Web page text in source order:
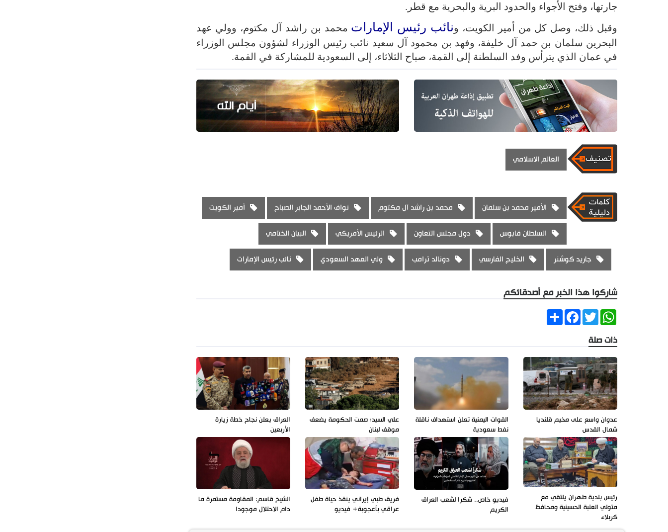
جارتها، وفتح الأجواء والحدود البرية والبحرية مع قطر.
وقبل ذلك، وصل كل من أمير الكويت، ونائب رئيس الإمارات محمد بن راشد آل مكتوم، وولي عهد
البحرين سلمان بن حمد آل خليفة، وفهد بن محمود آل سعيد نائب رئيس الوزراء لشؤون مجلس الوزراء
في عمان الذي يترأس وفد السلطنة إلى القمة، صباح الثلاثاء، إلى السعودية للمشاركة في القمة.
العالم الاسلامي
الأمير محمد بن سلمان محمد بن راشد آل مكتوم نواف الأحمد الجابر الصباح أمير الكويت
السلطان قابوس دول مجلس التعاون الرئيس الأمريكي البيان الختامي
جاريد كوشنر الخليج الفارسي دونالد ترامب ولي العهد السعودي نائب رئيس الإمارات
شاركوا هذا الخبر مع أصدقائكم
ShareFacebookTwitter
WhatsApp
ذات صلة
عدوان واسع على مخيم قلنديا
شمال القدس
القوات اليمنية تعلن استهداف ناقلة
نفط سعودية
علي السيد: صمت الحكومة يضعف
موقف لبنان
العراق يعلن نجاح خطة زيارة
الأربعين
رئيس بلدية طهران يلتقي مع
متولي العتبة الحسينية ومحافظ
كربلاء
فيديو خاص.. شكرا لشعب العراق
الكريم
فريق طبي إيراني ينقذ حياة طفل
عراقي بأعجوبة+ فيديو
الشيخ قاسم: المقاومة مستمرة ما
دام الاحتلال موجودا